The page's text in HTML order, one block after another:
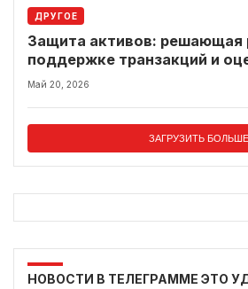
ДРУГОЕ
Защита активов: решающая
поддержке транзакций и
современном рынке
Май 20, 2026
ЗАГРУЗИТЬ БОЛЬШЕ
НОВОСТИ В ТЕЛЕГРАММЕ ЭТО